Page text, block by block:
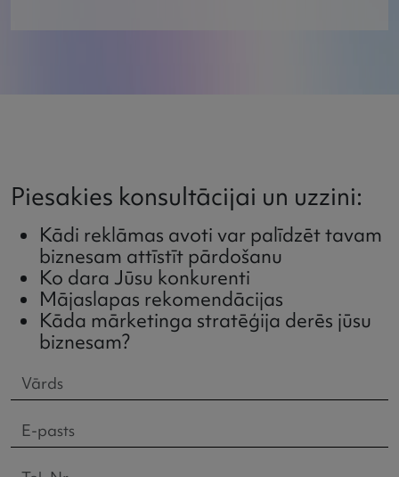
Piesakies konsultācijai un uzzini:
Kādi reklāmas avoti var palīdzēt tavam
biznesam attīstīt pārdošanu
Ko dara Jūsu konkurenti
Mājaslapas rekomendācijas
Kāda mārketinga stratēģija derēs jūsu
biznesam?